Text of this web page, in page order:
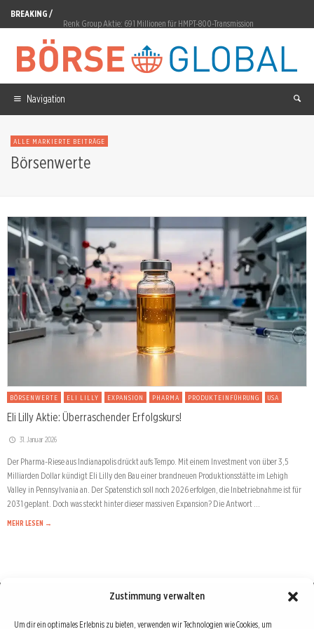
Zustimmung verwalten
Um dir ein optimales Erlebnis zu bieten, verwenden wir Technologien wie Cookies, um
BREAKING /
Kirkstone Metals Aktie: 1,6 Millionen Dollar Cashflow-Defizit
HCA Healthcare Aktie: 40 Standorte von Texas MedClinic übernommen
Commerzbank Aktie: Orcel nahe 50 Prozent
XPeng Aktie: 1,2 Millionen Auslieferungen erreicht
Amazon Aktie: CapEx auf 220 Milliarden Dollar erhöht
Navigation
ALLE MARKIERTE BEITRÄGE
Börsenwerte
BÖRSENWERTE ELI LILLY EXPANSION PHARMA PRODUKTEINFÜHRUNG USA
Eli Lilly Aktie: Überraschender Erfolgskurs!
31. Januar 2026
Der Pharma-Riese aus Indianapolis drückt aufs Tempo. Mit einem Investment von über 3,5
Milliarden Dollar kündigt Eli Lilly den Bau einer brandneuen Produktionsstätte im Lehigh
Valley in Pennsylvania an. Der Spatenstich soll noch 2026 erfolgen, die Inbetriebnahme ist für
2031 geplant. Doch was steckt hinter dieser massiven Expansion? Die Antwort …
MEHR LESEN →
Börse : lokal, international, global